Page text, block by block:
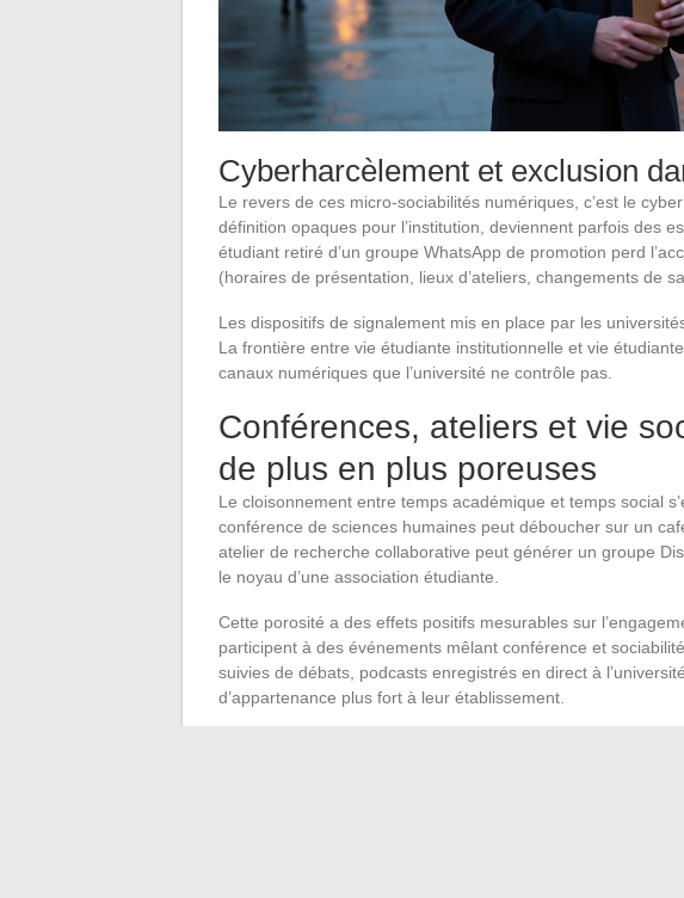
Cyberharcèlement et exclusion
Le revers de ces micro-sociabilités numériques, c’est le
définition opaques pour l’institution, deviennent parfois des
étudiant retiré d’un groupe WhatsApp de promotion perd
(horaires de présentation, lieux d’ateliers, changements de
Les dispositifs de signalement mis en place par les
La frontière entre vie étudiante institutionnelle et vie
canaux numériques que l’université ne contrôle pas.
Conférences, ateliers et vie
de plus en plus poreuses
Le cloisonnement entre temps académique et temps social
conférence de sciences humaines peut déboucher sur un
atelier de recherche collaborative peut générer un groupe
le noyau d’une association étudiante.
Cette porosité a des effets positifs mesurables sur
participent à des événements mêlant conférence et
suivies de débats, podcasts enregistrés en direct à
d’appartenance plus fort à leur établissement.